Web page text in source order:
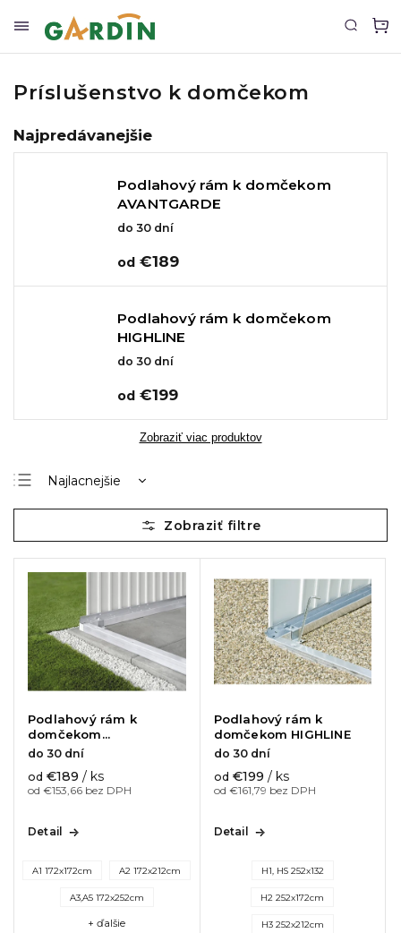
Príslušenstvo k domčekom
Najpredávanejšie
Podlahový rám k domčekom
AVANTGARDE
do 30 dní
od €189
Podlahový rám k domčekom
HIGHLINE
do 30 dní
od €199
Zobraziť viac produktov
Najlacnejšie
Najdrahšie
Najpredávanejšie
Podlahový rám k
domčekom
AVANTGARDE
do 30 dní
od €153,66 bez DPH
od €189 / ks
Detail
A1 172x172cm A2 172x212cm
A3,A5 172x252cm
+ ďalšie
Podlahový rám k
domčekom HIGHLINE
do 30 dní
od €161,79 bez DPH
od €199 / ks
Detail
H1, HS 252x132
H2 252x172cm
H3 252x212cm